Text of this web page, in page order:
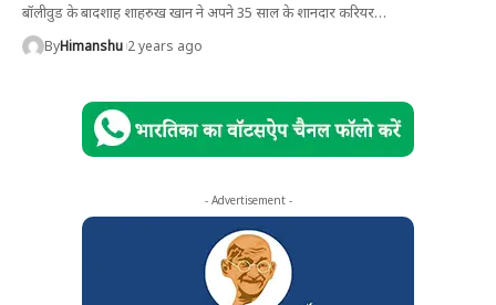
बॉलीवुड के बादशाह शाहरुख खान ने अपने 35 साल के शानदार करियर…
ByHimanshu 2 years ago
- Advertisement -